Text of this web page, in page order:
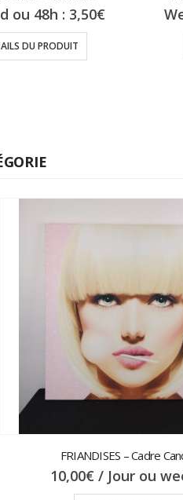
ou 48h : 3,50€
DU PRODUIT
FRIANDISES – Cadre
10,00€/ Jour ou